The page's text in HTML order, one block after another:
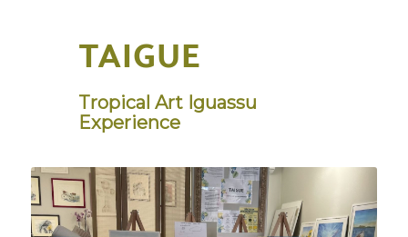
TAIGUE
Tropical Art Iguassu
Experience